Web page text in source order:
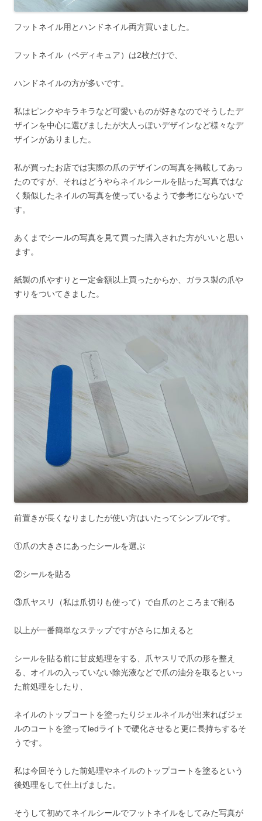
フットネイル用とハンドネイル両方買いました。
フットネイル（ペディキュア）は2枚だけで、
ハンドネイルの方が多いです。
私はピンクやキラキラなど可愛いものが好きなのでそうしたデ
ザインを中心に選びましたが大人っぽいデザインなど様々なデ
ザインがありました。
私が買ったお店では実際の爪のデザインの写真を掲載してあっ
たのですが、それはどうやらネイルシールを貼った写真ではな
く類似したネイルの写真を使っているようで参考にならないで
す。
あくまでシールの写真を見て買った購入された方がいいと思い
ます。
紙製の爪やすりと一定金額以上買ったからか、ガラス製の爪や
すりをついてきました。
前置きが長くなりましたが使い方はいたってシンプルです。
①爪の大きさにあったシールを選ぶ
②シールを貼る
③爪ヤスリ（私は爪切りも使って）で自爪のところまで削る
以上が一番簡単なステップですがさらに加えると
シールを貼る前に甘皮処理をする、爪ヤスリで爪の形を整え
る、オイルの入っていない除光液などで爪の油分を取るといっ
た前処理をしたり、
ネイルのトップコートを塗ったりジェルネイルが出来ればジェ
ルのコートを塗ってledライトで硬化させると更に長持ちするそ
うです。
私は今回そうした前処理やネイルのトップコートを塗るという
後処理をして仕上げました。
そうして初めてネイルシールでフットネイルをしてみた写真が